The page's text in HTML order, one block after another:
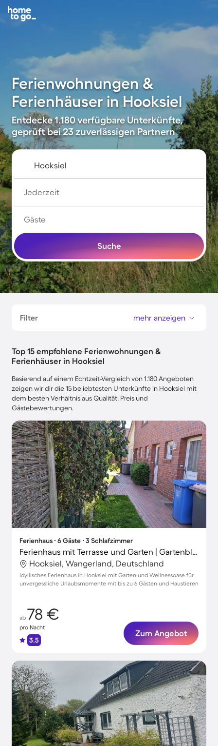
Ferienwohnungen &
Ferienhäuser in Hooksiel
Entdecke 1.180 verfügbare Unterkünfte,
geprüft bei 23 zuverlässigen Partnern
Jederzeit
Gäste
Suche
Filter mehr anzeigen
Top 15 empfohlene Ferienwohnungen &
Ferienhäuser in Hooksiel
Basierend auf einem Echtzeit-Vergleich von 1.180 Angeboten
zeigen wir dir die 15 beliebtesten Unterkünfte in Hooksiel mit
dem besten Verhältnis aus Qualität, Preis und
Gästebewertungen.
Ferienhaus ∙ 6 Gäste ∙ 3 Schlafzimmer
Ferienhaus mit Terrasse und Garten | Gartenblick
Hooksiel, Wangerland, Deutschland
Idyllisches Ferienhaus in Hooksiel mit Garten und Wellnessoase für
unvergessliche Urlaubsmomente mit bis zu 6 Gästen und Haustieren
ab 78 €
pro Nacht
3.5
Zum Angebot